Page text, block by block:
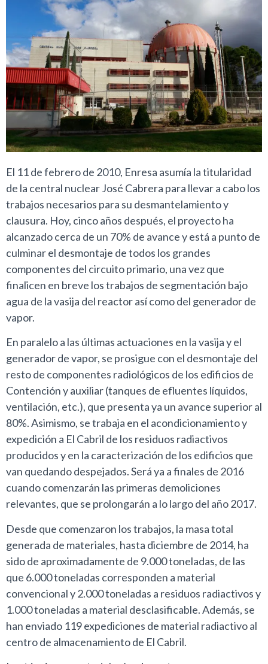
El 11 de febrero de 2010, Enresa asumía la titularidad
de la central nuclear José Cabrera para llevar a cabo los
trabajos necesarios para su desmantelamiento y
clausura. Hoy, cinco años después, el proyecto ha
alcanzado cerca de un 70% de avance y está a punto de
culminar el desmontaje de todos los grandes
componentes del circuito primario, una vez que
finalicen en breve los trabajos de segmentación bajo
agua de la vasija del reactor así como del generador de
vapor.
En paralelo a las últimas actuaciones en la vasija y el
generador de vapor, se prosigue con el desmontaje del
resto de componentes radiológicos de los edificios de
Contención y auxiliar (tanques de efluentes líquidos,
ventilación, etc.), que presenta ya un avance superior al
80%. Asimismo, se trabaja en el acondicionamiento y
expedición a El Cabril de los residuos radiactivos
producidos y en la caracterización de los edificios que
van quedando despejados. Será ya a finales de 2016
cuando comenzarán las primeras demoliciones
relevantes, que se prolongarán a lo largo del año 2017.
Desde que comenzaron los trabajos, la masa total
generada de materiales, hasta diciembre de 2014, ha
sido de aproximadamente de 9.000 toneladas, de las
que 6.000 toneladas corresponden a material
convencional y 2.000 toneladas a residuos radiactivos y
1.000 toneladas a material desclasificable. Además, se
han enviado 119 expediciones de material radiactivo al
centro de almacenamiento de El Cabril.